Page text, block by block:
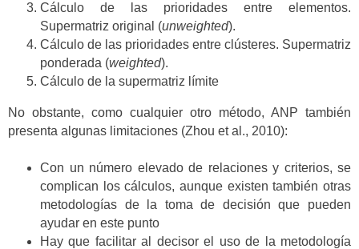
Cálculo de las prioridades entre elementos.
Supermatriz original (unweighted).
Cálculo de las prioridades entre clústeres. Supermatriz
ponderada (weighted).
Cálculo de la supermatriz límite
No obstante, como cualquier otro método, ANP también
presenta algunas limitaciones (Zhou et al., 2010):
Con un número elevado de relaciones y criterios, se
complican los cálculos, aunque existen también otras
metodologías de la toma de decisión que pueden
ayudar en este punto
Hay que facilitar al decisor el uso de la metodología